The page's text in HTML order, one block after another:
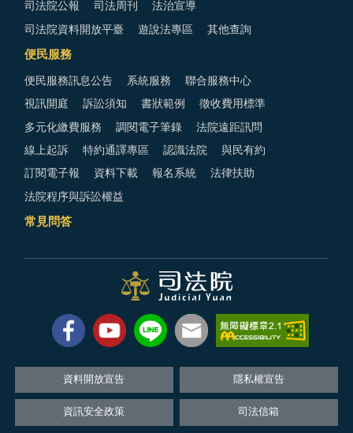
司法院公報 司法周刊 法治宣導
司法院資料開放平臺 遊說法專區 其他查詢
便民服務
便民服務訊息公告 系統服務 聯合服務中心
視訊開庭 訴訟須知 書狀範例 徵收費用標準
多元化繳費服務 調閱電子筆錄 法院遠距訊問
線上起訴 特約通譯專區 認識法院 與民有約
訂閱電子報 資料下載 報名系統 法律扶助
法院程序與訴訟權益
常見問答
資料開放宣告 隱私權宣告
資訊安全政策 司法信箱